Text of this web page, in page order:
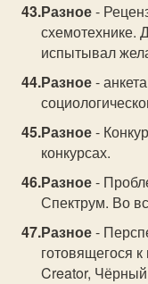
Разное-
схемотехнике.
испытывал
Разное-
Разное-
конкурсах.
Разное-
Спектрум. Во
Разное-
готовящегося
Creator,